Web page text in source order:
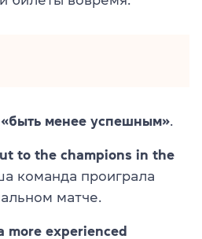
«быть менее успешным».
to the champions in the
команда проиграла
матче.
more experienced